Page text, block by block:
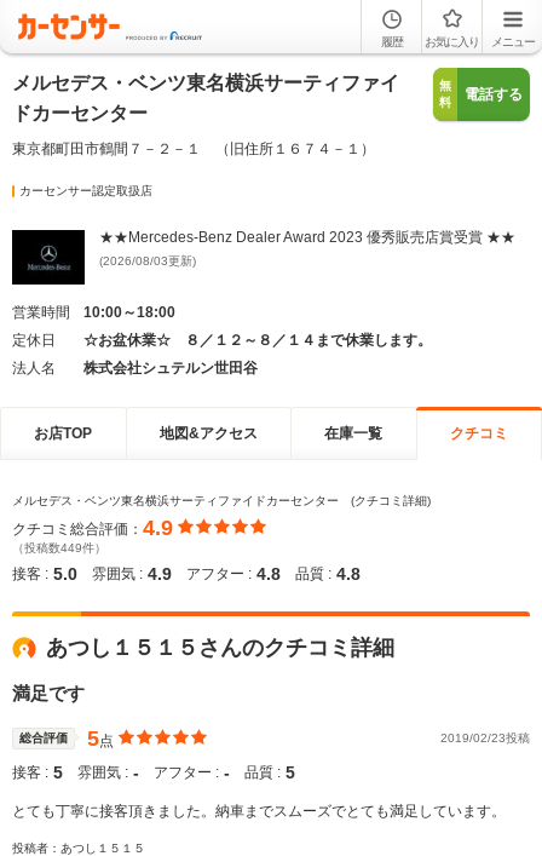
履歴 お気に入り メニュー
メルセデス・ベンツ東名横浜サーティファイ
ドカーセンター
東京都町田市鶴間７－２－１ （旧住所１６７４－１）
無
料
電話する
カーセンサー認定取扱店
★★Mercedes-Benz Dealer Award 2023 優秀販売店賞受賞 ★★
(2026/08/03更新)
営業時間
10:00～18:00
定休日
☆お盆休業☆ ８／１２～８／１４まで休業します。
法人名
株式会社シュテルン世田谷
お店TOP 地図&アクセス 在庫一覧 クチコミ
メルセデス・ベンツ東名横浜サーティファイドカーセンター (クチコミ詳細)
クチコミ総合評価： 4.9
（投稿数449件）
接客 : 5.0 雰囲気 : 4.9 アフター : 4.8 品質 : 4.8
あつし１５１５さんのクチコミ詳細
満足です
総合評価 5点 2019/02/23投稿
接客 : 5 雰囲気 : ‐ アフター : ‐ 品質 : 5
とても丁寧に接客頂きました。納車までスムーズでとても満足しています。
投稿者：あつし１５１５